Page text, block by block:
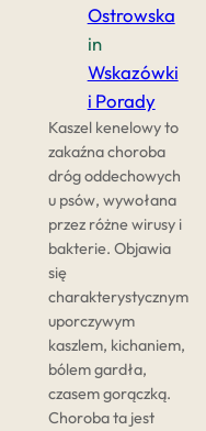
Ostrowska
in
Wskazówki
i Porady
Kaszel kenelowy to
zakaźna choroba
dróg oddechowych
u psów, wywołana
przez różne wirusy i
bakterie. Objawia
się
charakterystycznym
uporczywym
kaszlem, kichaniem,
bólem gardła,
czasem gorączką.
Choroba ta jest